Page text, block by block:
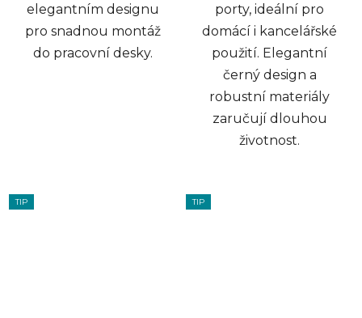
elegantním designu
pro snadnou montáž
do pracovní desky.
porty, ideální pro
domácí i kancelářské
použití. Elegantní
černý design a
robustní materiály
zaručují dlouhou
životnost.
TIP TIP